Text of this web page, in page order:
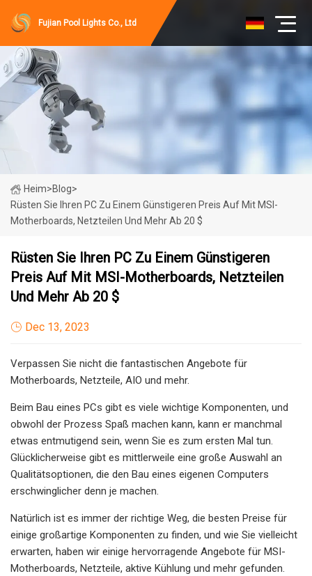
Fujian Pool Lights Co., Ltd
Heim>Blog>
Rüsten Sie Ihren PC Zu Einem Günstigeren Preis Auf Mit MSI-
Motherboards, Netzteilen Und Mehr Ab 20 $
Rüsten Sie Ihren PC Zu Einem Günstigeren
Preis Auf Mit MSI-Motherboards, Netzteilen
Und Mehr Ab 20 $
Dec 13, 2023
Verpassen Sie nicht die fantastischen Angebote für
Motherboards, Netzteile, AIO und mehr.
Beim Bau eines PCs gibt es viele wichtige Komponenten, und
obwohl der Prozess Spaß machen kann, kann er manchmal
etwas entmutigend sein, wenn Sie es zum ersten Mal tun.
Glücklicherweise gibt es mittlerweile eine große Auswahl an
Qualitätsoptionen, die den Bau eines eigenen Computers
erschwinglicher denn je machen.
Natürlich ist es immer der richtige Weg, die besten Preise für
einige großartige Komponenten zu finden, und wie Sie vielleicht
erwarten, haben wir einige hervorragende Angebote für MSI-
Motherboards, Netzteile, aktive Kühlung und mehr gefunden.